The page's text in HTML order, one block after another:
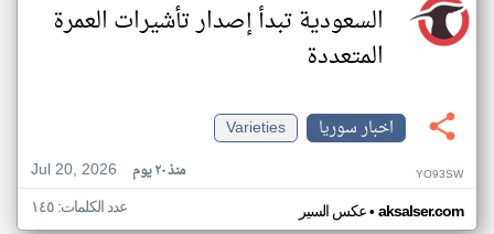
السعودية تبدأ إصدار تأشيرات العمرة
المتعددة
اخبار سوريا
Varieties
Jul 20, 2026
منذ ٢٠ يوم YO93SW
عكس السير• aksalser.com عدد الكلمات: ١٤٥